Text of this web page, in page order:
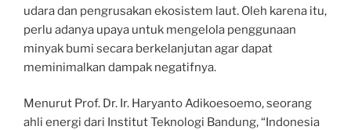
udara dan pengrusakan ekosistem laut. Oleh karena itu,
perlu adanya upaya untuk mengelola penggunaan
minyak bumi secara berkelanjutan agar dapat
meminimalkan dampak negatifnya.
Menurut Prof. Dr. Ir. Haryanto Adikoesoemo, seorang
ahli energi dari Institut Teknologi Bandung, “Indonesia